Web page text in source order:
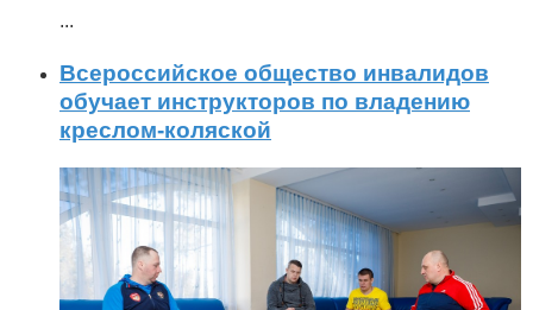
...
Всероссийское общество инвалидов
обучает инструкторов по владению
креслом-коляской